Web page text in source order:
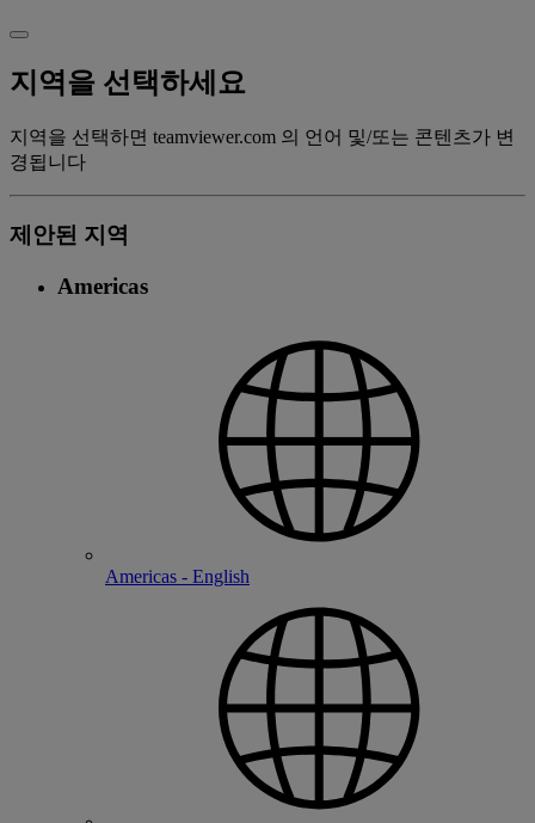
지역을 선택하세요
지역을 선택하면 teamviewer.com 의 언어 및/또는 콘텐츠가 변
경됩니다
제안된 지역
Americas
Americas - English